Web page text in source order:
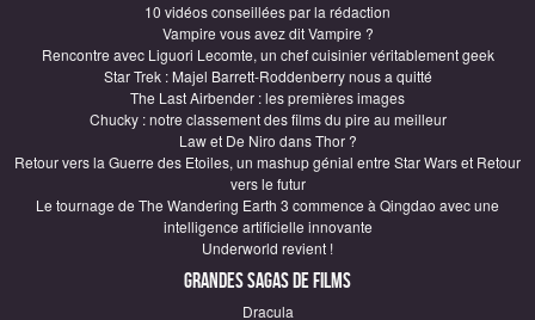
10 vidéos conseillées par la rédaction
Vampire vous avez dit Vampire ?
Rencontre avec Liguori Lecomte, un chef cuisinier véritablement geek
Star Trek : Majel Barrett-Roddenberry nous a quitté
The Last Airbender : les premières images
Chucky : notre classement des films du pire au meilleur
Law et De Niro dans Thor ?
Retour vers la Guerre des Etoiles, un mashup génial entre Star Wars et Retour
vers le futur
Le tournage de The Wandering Earth 3 commence à Qingdao avec une
intelligence artificielle innovante
Underworld revient !
Grandes sagas de Films
Dracula